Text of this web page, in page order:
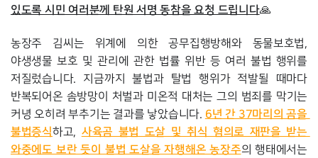
있도록 시민 여러분께 탄원 서명 동참을 요청 드립니다🙏
농장주 김씨는 위계에 의한 공무집행방해와 동물보호법,
야생생물 보호 및 관리에 관한 법률 위반 등 여러 불법 행위를
저질렀습니다. 지금까지 불법과 탈법 행위가 적발될 때마다
반복되어온 솜방망이 처벌과 미온적 대처는 그의 범죄를 막기는
커녕 오히려 부추기는 결과를 낳았습니다. 6년 간 37마리의 곰을
불법증식하고, 사육곰 불법 도살 및 취식 혐의로 재판을 받는
와중에도 보란 듯이 불법 도살을 자행해온 농장주의 행태에서는